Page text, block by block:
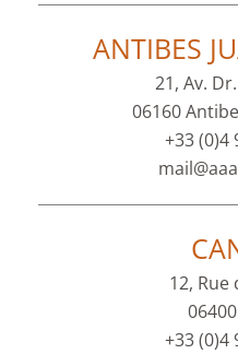
ANTIBES
21, Av.
06160
+33 (0)4
12, Rue
+33 (0)4